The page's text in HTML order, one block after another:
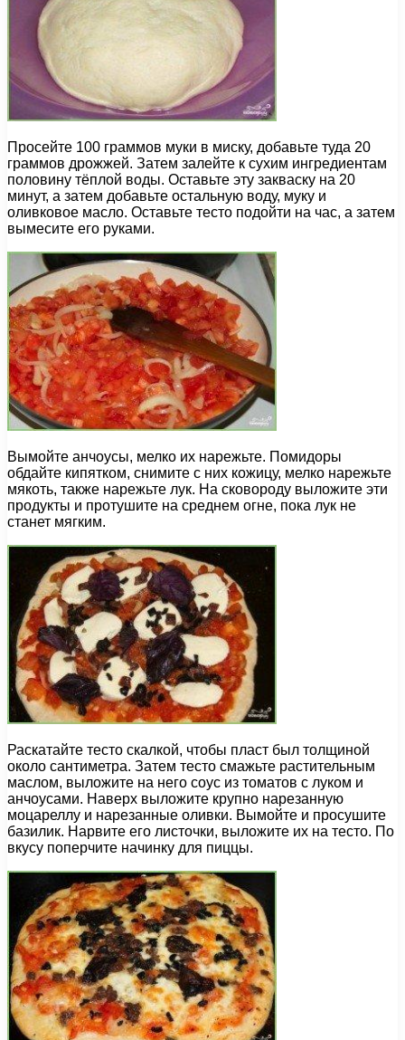
Просейте 100 граммов муки в миску, добавьте туда 20
граммов дрожжей. Затем залейте к сухим ингредиентам
половину тёплой воды. Оставьте эту закваску на 20
минут, а затем добавьте остальную воду, муку и
оливковое масло. Оставьте тесто подойти на час, а затем
вымесите его руками.
Вымойте анчоусы, мелко их нарежьте. Помидоры
обдайте кипятком, снимите с них кожицу, мелко нарежьте
мякоть, также нарежьте лук. На сковороду выложите эти
продукты и протушите на среднем огне, пока лук не
станет мягким.
Раскатайте тесто скалкой, чтобы пласт был толщиной
около сантиметра. Затем тесто смажьте растительным
маслом, выложите на него соус из томатов с луком и
анчоусами. Наверх выложите крупно нарезанную
моцареллу и нарезанные оливки. Вымойте и просушите
базилик. Нарвите его листочки, выложите их на тесто. По
вкусу поперчите начинку для пиццы.